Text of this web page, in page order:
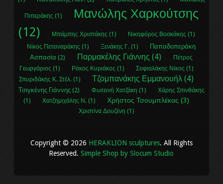
Πιπεράκης (1)
Μανώλης Χαρκούτσης
(12)
Μπάμπης Χριστάκης (1)
Νικηφόρος Βοσκάκης (1)
Νίκος Πετειναράκης (1)
Ξενάκης Γ. (1)
Παπαδοπεράκη
Ασπασία (2)
Παρμακέλης Γιάννης (4)
Πέτρος
Γεωργάριος (1)
Ρόκος Κυριάκος (1)
Σοφιαλάκης Νίκος (1)
Σπυριδάκης Κ. Στέλ. (1)
Τζομπανάκης Εμμανουήλ (4)
Τσιγκένης Γιάννης (2) Φωτεινή Χατζάκη (1)
Χάρης Σπινθάκης
(1)
Χατζημιχάλης Ν. (1) Χρήστος Τσουμπλέκας (3)
Χριστίνα Δουζένη (1)
Copyright © 2026 HERAKLION sculptures. All Rights
Reserved.Simple Shop by Slocum Studio